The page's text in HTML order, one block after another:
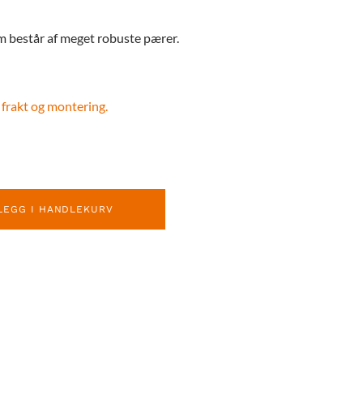
består af meget robuste pærer.
frakt og montering.
I HANDLEKURV